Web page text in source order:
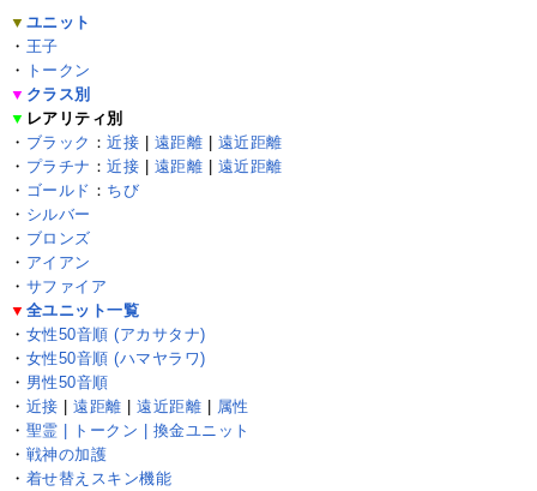
▼ ユニット
・ 王子
・
トークン
▼ クラス別
▼ レアリティ別
・ ブラック ：近接 | 遠距離 | 遠近距離
・ プラチナ ：近接 | 遠距離 | 遠近距離
・ ゴールド ： ちび
・ シルバー
・ ブロンズ
・ アイアン
・ サファイア
▼ 全ユニット一覧
・ 女性50音順 (アカサタナ)
・ 女性50音順 (ハマヤラワ)
・ 男性50音順
・ 近接 |遠距離 |遠近距離 | 属性
・ 聖霊 | トークン | 換金ユニット
・ 戦神の加護
・ 着せ替えスキン機能